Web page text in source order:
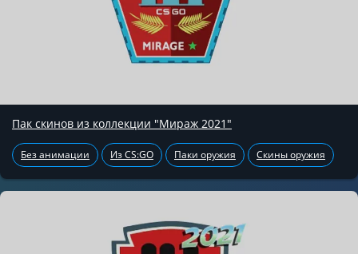
Пак скинов из коллекции "Мираж 2021"
Без анимации Из CS:GO Паки оружия Скины оружия